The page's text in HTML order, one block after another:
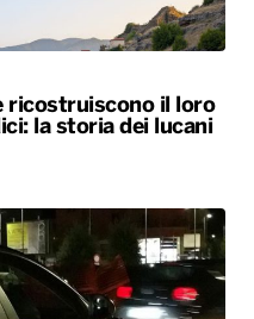
ricostruiscono il loro
la storia dei lucani